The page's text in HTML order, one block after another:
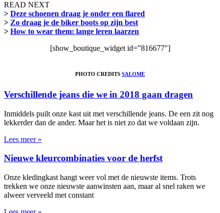
READ NEXT
> Deze schoenen draag je onder een flared
> Zo draag je de biker boots op zijn best
> How to wear them: lange leren laarzen
[show_boutique_widget id=”816677″]
PHOTO CREDITS SALOME
Verschillende jeans die we in 2018 gaan dragen
Inmiddels puilt onze kast uit met verschillende jeans. De een zit nog
lekkerder dan de ander. Maar het is niet zo dat we voldaan zijn.
Lees meer »
Nieuwe kleurcombinaties voor de herfst
Onze kledingkast hangt weer vol met de nieuwste items. Trots
trekken we onze nieuwste aanwinsten aan, maar al snel raken we
alweer verveeld met constant